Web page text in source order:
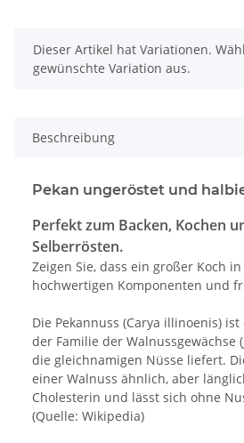
x
Dieser Artikel hat Variationen.
gewünschte Variation aus.
Beschreibung
Pekan ungeröstet und
Perfekt zum Backen, Kochen
Selberrösten.
Zeigen Sie, dass ein großer Koch
hochwertigen Komponenten und
Die Pekannuss (Carya illinoenis)
der Familie der Walnussgewächse
die gleichnamigen Nüsse liefert.
einer Walnuss ähnlich, aber
Cholesterin und lässt sich ohne
(Quelle: Wikipedia)